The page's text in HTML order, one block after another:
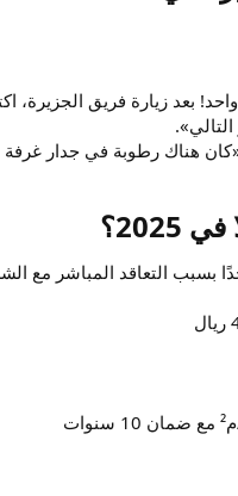
وصلت 4800 ريال لشهر واحد! بعد
بسبب التعاقد المباشر مع